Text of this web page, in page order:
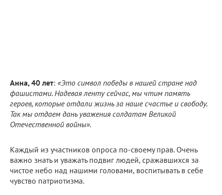
Анна, 40 лет: «Это символ победы в нашей стране над
фашистами. Надевая ленту сейчас, мы чтим память
героев, которые отдали жизнь за наше счастье и свободу.
Так мы отдаем дань уважения солдатам Великой
Отечественной войны».
Каждый из участников опроса по-своему прав. Очень
важно знать и уважать подвиг людей, сражавшихся за
чистое небо над нашими головами, воспитывать в себе
чувство патриотизма.